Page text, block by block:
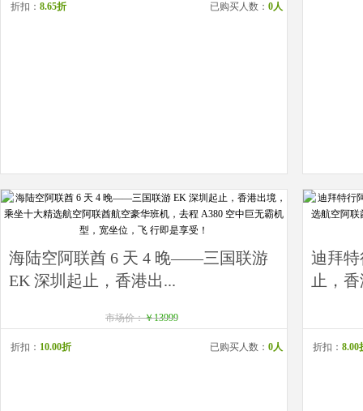
折扣： 8.65折 已购买人数： 0人
海陆空阿联酋 6 天 4 晚——三国联游
EK 深圳起止，香港出...
市场价：￥13999
折扣： 10.00折 已购买人数： 0人
迪拜特
止，
折扣： 8.00